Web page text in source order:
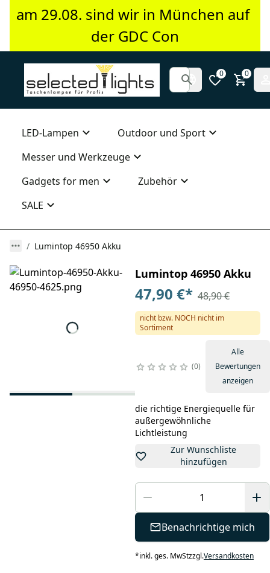
am 29.08. sind wir in München auf
der GDC Con
0 0
LED-Lampen
Outdoor und Sport
Messer und Werkzeuge
Gadgets for men
Zubehör
SALE
Lumintop 46950 Akku
Lumintop 46950 Akku
47,90 €* 48,90 €
nicht bzw. NOCH nicht im
Sortiment
0
Alle
Bewertungen
anzeigen
die richtige Energiequelle für
außergewöhnliche
Lichtleistung
Zur Wunschliste
hinzufügen
Benachrichtige mich
*inkl. ges. MwStzzgl.Versandkosten